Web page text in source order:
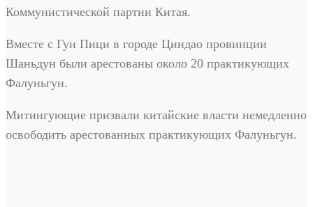
Коммунистической партии Китая.
Вместе с Гун Пици в городе Циндао провинции
Шаньдун были арестованы около 20 практикующих
Фалуньгун.
Митингующие призвали китайские власти немедленно
освободить арестованных практикующих Фалуньгун.